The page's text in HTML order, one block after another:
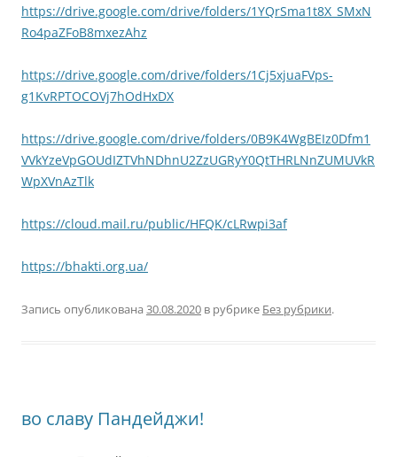
https://drive.google.com/drive/folders/1YQrSma1t8X_SMxN
Ro4paZFoB8mxezAhz
https://drive.google.com/drive/folders/1Cj5xjuaFVps-
g1KvRPTOCOVj7hOdHxDX
https://drive.google.com/drive/folders/0B9K4WgBEIz0Dfm1
VVkYzeVpGOUdIZTVhNDhnU2ZzUGRyY0QtTHRLNnZUMUVkR
WpXVnAzTlk
https://cloud.mail.ru/public/HFQK/cLRwpi3af
https://bhakti.org.ua/
Запись опубликована 30.08.2020 в рубрике Без рубрики.
во славу Пандейджи!